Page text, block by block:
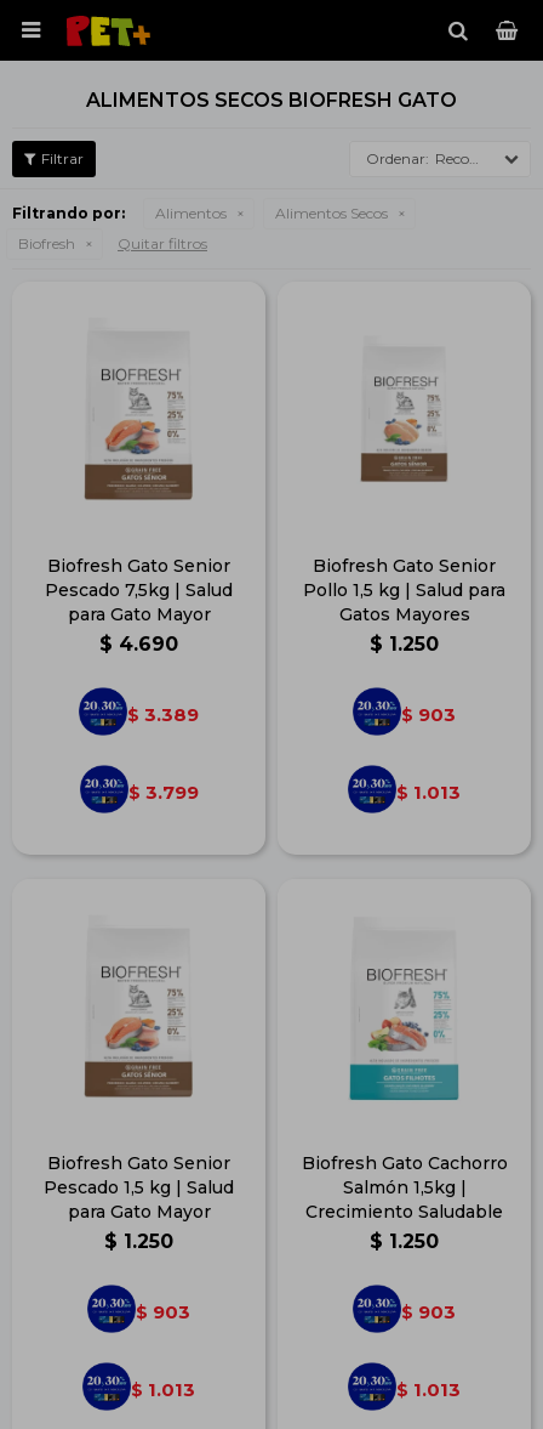

ALIMENTOS SECOS BIOFRESH GATO
Recomendados
Filtrando por: Alimentos
Alimentos Secos
Biofresh
Quitar filtros
Biofresh Gato Senior
Pescado 7,5kg | Salud
para Gato Mayor
$ 4.690
$ 3.389
$ 3.799
Biofresh Gato Senior
Pollo 1,5 kg | Salud para
Gatos Mayores
$ 1.250
$ 903
$ 1.013
Biofresh Gato Senior
Pescado 1,5 kg | Salud
para Gato Mayor
$ 1.250
$ 903
$ 1.013
Biofresh Gato Cachorro
Salmón 1,5kg |
Crecimiento Saludable
$ 1.250
$ 903
$ 1.013